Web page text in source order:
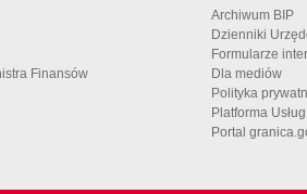
Finansów
Archiwum BIP
Dzienniki
Formularze
Dla mediów
Polityka
Platforma
Portal